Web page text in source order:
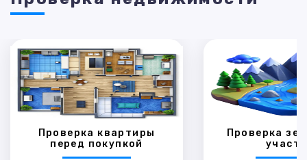
Проверка квартиры
перед покупкой
Проверка